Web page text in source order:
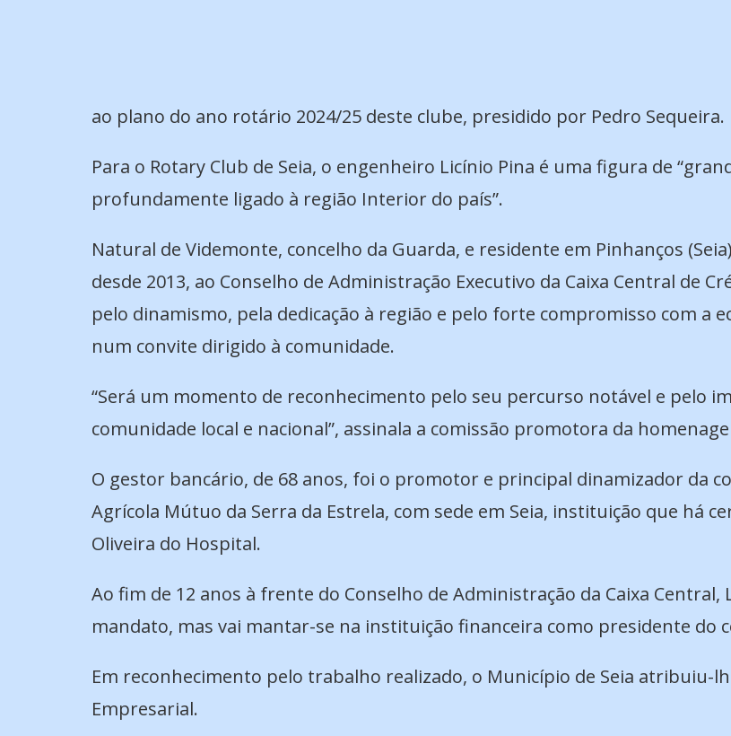
ao plano do ano rotário 2024/25 deste clube, presidido por Pedro Sequeira.
Para o Rotary Club de Seia, o engenheiro Licínio Pina é uma figura de
profundamente ligado à região Interior do país”.
Natural de Videmonte, concelho da Guarda, e residente em Pinhanços
desde 2013, ao Conselho de Administração Executivo da Caixa Central de
pelo dinamismo, pela dedicação à região e pelo forte compromisso com a
num convite dirigido à comunidade.
“Será um momento de reconhecimento pelo seu percurso notável e pelo
comunidade local e nacional”, assinala a comissão promotora da
O gestor bancário, de 68 anos, foi o promotor e principal dinamizador da
Agrícola Mútuo da Serra da Estrela, com sede em Seia, instituição que há
Oliveira do Hospital.
Ao fim de 12 anos à frente do Conselho de Administração da Caixa
mandato, mas vai mantar-se na instituição financeira como presidente do
Em reconhecimento pelo trabalho realizado, o Município de Seia atribuiu-
Empresarial.